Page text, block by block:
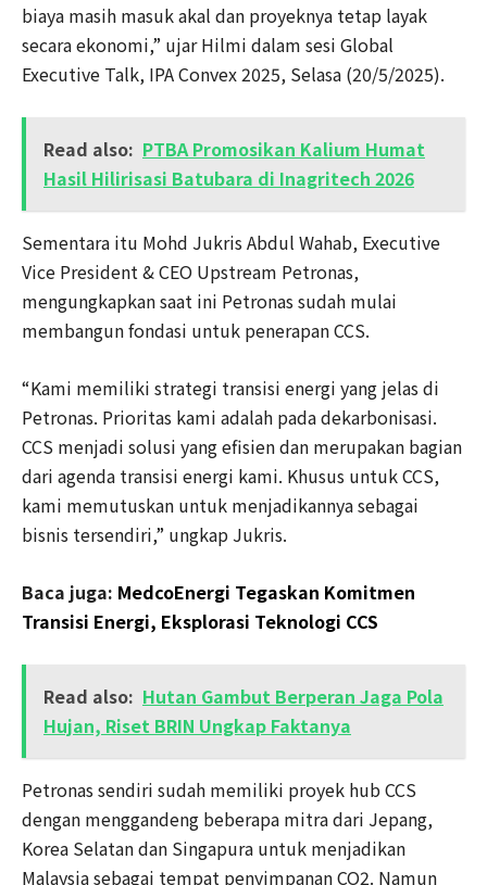
biaya masih masuk akal dan proyeknya tetap layak
secara ekonomi,” ujar Hilmi dalam sesi Global
Executive Talk, IPA Convex 2025, Selasa (20/5/2025).
Read also: PTBA Promosikan Kalium Humat
Hasil Hilirisasi Batubara di Inagritech 2026
Sementara itu Mohd Jukris Abdul Wahab, Executive
Vice President & CEO Upstream Petronas,
mengungkapkan saat ini Petronas sudah mulai
membangun fondasi untuk penerapan CCS.
“Kami memiliki strategi transisi energi yang jelas di
Petronas. Prioritas kami adalah pada dekarbonisasi.
CCS menjadi solusi yang efisien dan merupakan bagian
dari agenda transisi energi kami. Khusus untuk CCS,
kami memutuskan untuk menjadikannya sebagai
bisnis tersendiri,” ungkap Jukris.
Baca juga: MedcoEnergi Tegaskan Komitmen
Transisi Energi, Eksplorasi Teknologi CCS
Read also: Hutan Gambut Berperan Jaga Pola
Hujan, Riset BRIN Ungkap Faktanya
Petronas sendiri sudah memiliki proyek hub CCS
dengan menggandeng beberapa mitra dari Jepang,
Korea Selatan dan Singapura untuk menjadikan
Malaysia sebagai tempat penyimpanan CO2. Namun